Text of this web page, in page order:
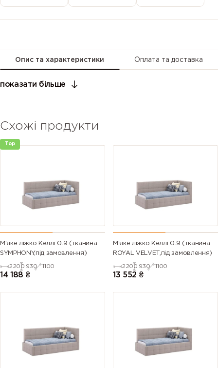
Опис та характеристики Оплата та доставка
показати більше
Схожі продукти
Top
М’яке ліжко Келлі 0.9 (тканина
SYMPHONY,під замовлення)
2200 930 1100
14 188 ₴
М’яке ліжко Келлі 0.9 (тканина
ROYAL VELVET,під замовлення)
2200 930 1100
13 552 ₴